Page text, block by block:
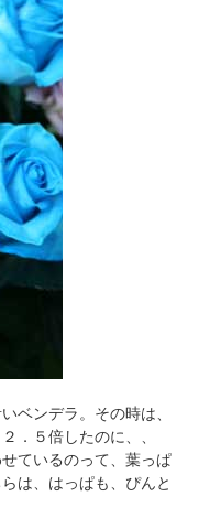
ベンデラ。その時は、
．５倍したのに、、
ているのって、葉っぱ
は、はっぱも、ぴんと